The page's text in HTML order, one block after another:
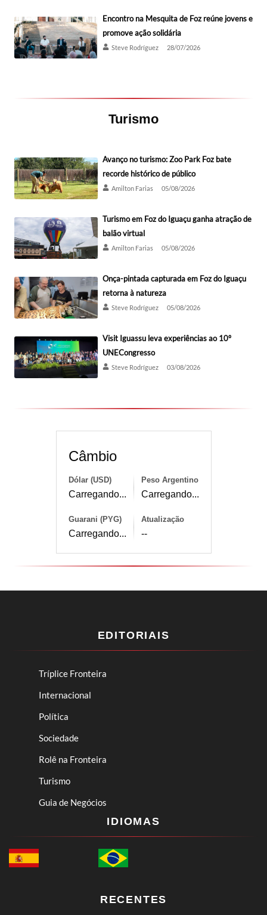
Encontro na Mesquita de Foz reúne jovens e
promove ação solidária
Steve Rodríguez 28/07/2026
Turismo
Avanço no turismo: Zoo Park Foz bate
recorde histórico de público
Amilton Farias 05/08/2026
Turismo em Foz do Iguaçu ganha atração de
balão virtual
Amilton Farias 05/08/2026
Onça-pintada capturada em Foz do Iguaçu
retorna à natureza
Steve Rodríguez 05/08/2026
Visit Iguassu leva experiências ao 10º
UNECongresso
Steve Rodríguez 03/08/2026
Câmbio
Dólar (USD)
Carregando...
Peso Argentino
Carregando...
Guarani (PYG)
Carregando...
Atualização
--
EDITORIAIS
Tríplice Fronteira
Internacional
Política
Sociedade
Rolê na Fronteira
Turismo
Guia de Negócios
IDIOMAS
RECENTES